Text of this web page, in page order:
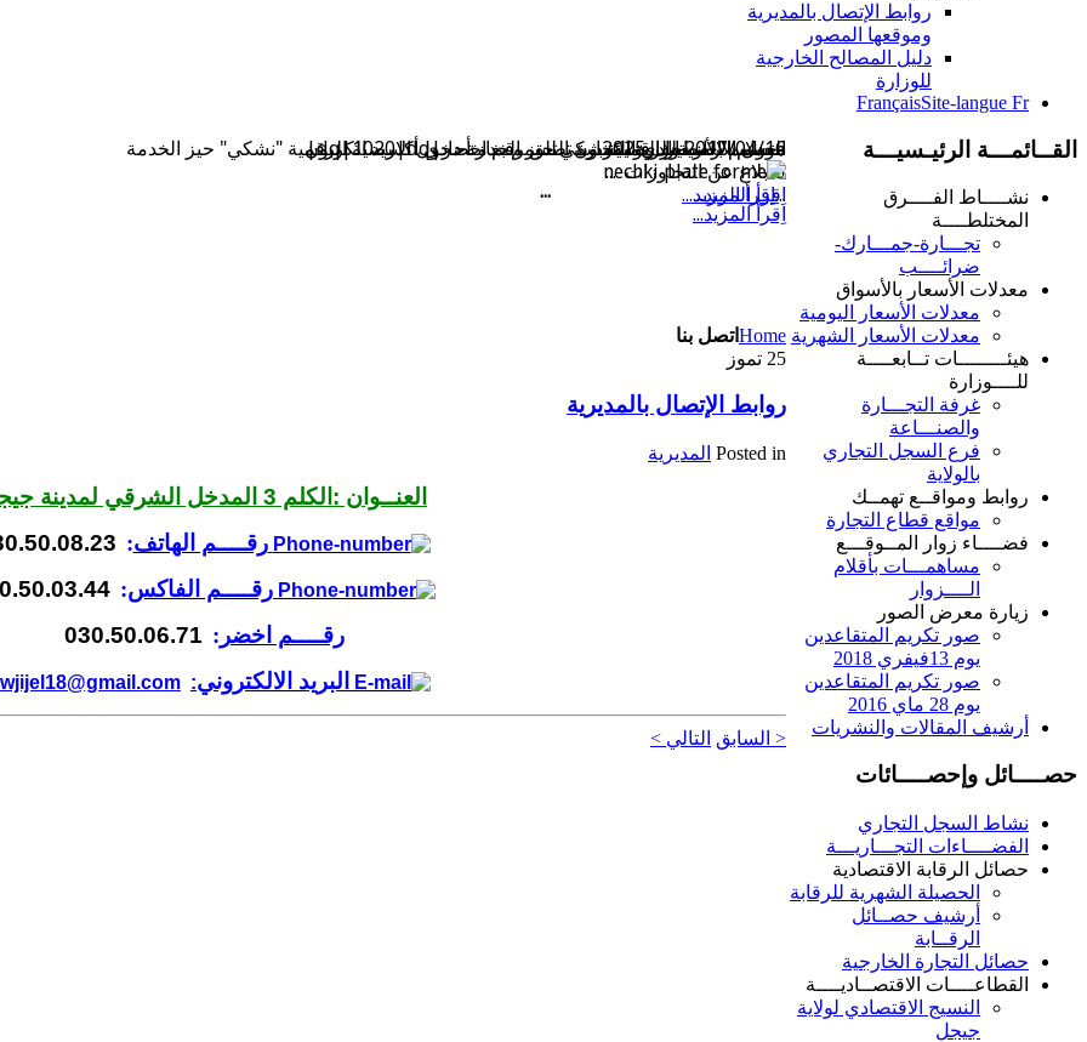
روابط الإتصال بالمديرية
وموقعها المصور
دليل المصالح الخارجية
للوزارة
FrançaisSite-langue Fr
معدلات الأسعار اليومية
...
اِقرأ المزيد...
2017/04/16 وزارة التجارة تطلق رقم اخضر|dq|1020|dq|
للابلاغ عن التجاوزات
التسمم بغاز احادي الكربون التسمم بغاز أحادي أكسيد الكربون
...
اِقرأ المزيد...
دخول الارضية الرقمية نشكي حيز الخدمة دخول الارضية الرقمية "نشكي" حيز الخدمة
...اِقرأ المزيد...
موسم الاصطيلف 2025
Homeاتصل بنا
25 تموز
روابط الإتصال بالمديرية
Posted in المديرية
العنــوان :الكلم 3 المدخل الشرقي لمدينة جيجل
رقــــم الهاتف:
رقــــم الفاكس:
رقــــم اخضر :
030.50.06.71
البريد الالكتروني:
< السابق التالي >
القــائمـــة الرئيـسيـــة
نشــــاط الفــــرق
المختلطــــة
تجـــارة-جمـــارك-
ضرائــــب
معدلات الأسعار بالأسواق
معدلات الأسعار اليومية
معدلات الأسعار الشهرية
هيئــــــــات تــابعــــة
للــــوزارة
غرفة التجـــارة
والصنـــاعة
فرع السجل التجاري
بالولاية
روابط ومواقــع تهمــك
مواقع قطاع التجارة
فضــــاء زوار المــوقـــع
مساهمـــات بأقلام
الــــزوار
زيارة معرض الصور
صور تكريم المتقاعدين
يوم 13فيفري 2018
صور تكريم المتقاعدين
يوم 28 ماي 2016
أرشيف المقالات والنشريات
حصــــائل وإحصــــائات
نشاط السجل التجاري
الفضــــاءات التجـــاريـــة
حصائل الرقابة الاقتصادية
الحصيلة الشهرية للرقابة
أرشيف حصــائل
الرقــابة
حصائل التجارة الخارجية
القطاعــــات الاقتصــاديــــة
النسيج الاقتصادي لولاية
جيجل